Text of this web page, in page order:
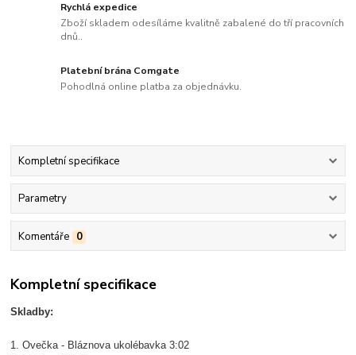
Rychlá expedice
Zboží skladem odesíláme kvalitně zabalené do tří pracovních
dnů..
Platební brána Comgate
Pohodlná online platba za objednávku.
Kompletní specifikace
Parametry
Komentáře 0
Kompletní specifikace
Skladby:
1. Ovečka - Bláznova ukolébavka 3:02